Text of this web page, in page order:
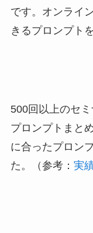
です。オンライ
きるプロンプト
500回以上のセ
プロンプトまと
に合ったプロン
た。（参考： 実